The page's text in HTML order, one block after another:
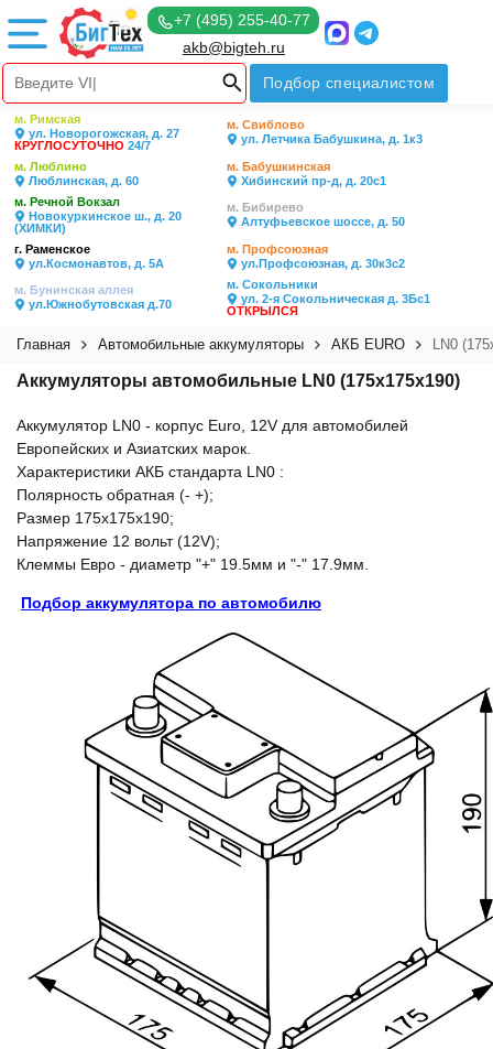
+7 (495) 255-40-77
akb@bigteh.ru
Подбор специалистом
м. Римская
ул. Новорогожская, д. 27
КРУГЛОСУТОЧНО 24/7
м. Свиблово
ул. Летчика Бабушкина, д. 1к3
м. Люблино
Люблинская, д. 60
м. Бабушкинская
Хибинский пр-д, д. 20с1
м. Речной Вокзал
Новокуркинское ш., д. 20
(ХИМКИ)
м. Бибирево
Алтуфьевское шоссе, д. 50
г. Раменское
ул.Космонавтов, д. 5А
м. Профсоюзная
ул.Профсоюзная, д. 30к3с2
м. Бунинская аллея
ул.Южнобутовская д.70
м. Сокольники
ул. 2-я Сокольническая д. 3Бс1
ОТКРЫЛСЯ
Главная Автомобильные аккумуляторы АКБ EURO LN0
Аккумуляторы автомобильные LN0 (175x175x190)
Аккумулятор LN0 - корпус Euro, 12V для автомобилей
Европейских и Азиатских марок.
Характеристики АКБ стандарта LN0 :
Полярность обратная (- +);
Размер 175x175x190;
Напряжение 12 вольт (12V);
Клеммы Евро - диаметр "+" 19.5мм и "-" 17.9мм.
Подбор аккумулятора по автомобилю